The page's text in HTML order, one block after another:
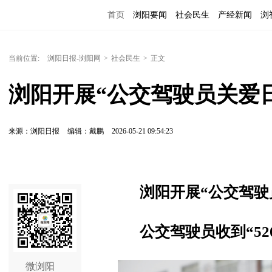
首页 浏阳要闻 社会民生 产经新闻 浏
当前位置: 浏阳日报-浏阳网 > 社会民生 > 正文
浏阳开展“公交驾驶员关爱
来源：浏阳日报 编辑：戴鹏 2026-05-21 09:54:23
微浏阳
浏阳开展“公交驾
公交驾驶员收到